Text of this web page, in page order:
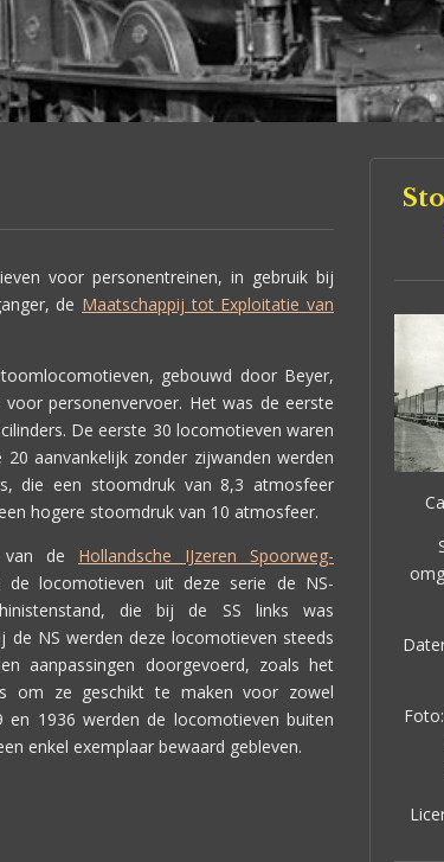
voor personentreinen, in gebruik bij
de Maatschappij tot Exploitatie van
gebouwd door Beyer,
personenvervoer. Het was de eerste
De eerste 30 locomotieven waren
aanvankelijk zonder zijwanden werden
die een stoomdruk van 8,3 atmosfeer
hogere stoomdruk van 10 atmosfeer.
van de Hollandsche IJzeren Spoorweg-
de locomotieven uit deze serie de NS-
die bij de SS links was
de NS werden deze locomotieven steeds
aanpassingen doorgevoerd, zoals het
om ze geschikt te maken voor zowel
1936 werden de locomotieven buiten
enkel exemplaar bewaard gebleven.